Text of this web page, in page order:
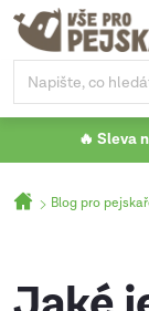
Přejít
obsah
🔥 Sleva
Domů
Blog pro
Jaké